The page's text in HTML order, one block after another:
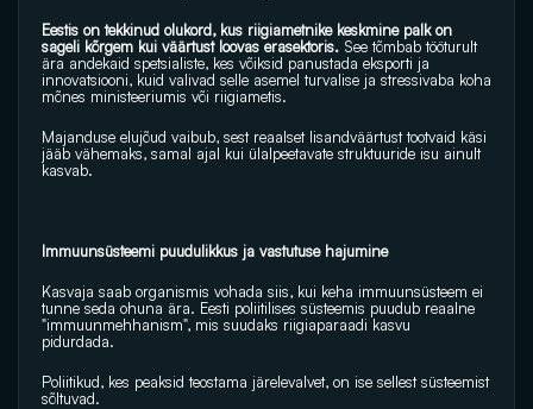
Eestis on tekkinud olukord, kus riigiametnike keskmine palk on
sageli kõrgem kui väärtust loovas erasektoris. See tõmbab tööturult
ära andekaid spetsialiste, kes võiksid panustada eksporti ja
innovatsiooni, kuid valivad selle asemel turvalise ja stressivaba koha
mõnes ministeeriumis või riigiametis.
Majanduse elujõud vaibub, sest reaalset lisandväärtust tootvaid käsi
jääb vähemaks, samal ajal kui ülalpeetavate struktuuride isu ainult
kasvab.
Immuunsüsteemi puudulikkus ja vastutuse hajumine
Kasvaja saab organismis vohada siis, kui keha immuunsüsteem ei
tunne seda ohuna ära. Eesti poliitilises süsteemis puudub reaalne
"immuunmehhanism", mis suudaks riigiaparaadi kasvu
pidurdada.
Poliitikud, kes peaksid teostama järelevalvet, on ise sellest süsteemist
sõltuvad.